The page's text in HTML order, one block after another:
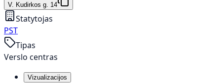
V. Kudirkos g. 14
Statytojas
PST
Tipas
Verslo centras
Vizualizacijos